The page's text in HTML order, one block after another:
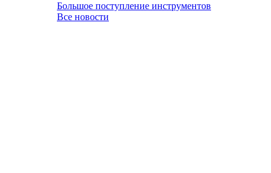
Большое поступление инструментов
Все новости